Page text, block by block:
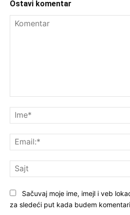
Ostavi komentar
Sačuvaj moje ime, imejl i veb
za sledeći put kada budem